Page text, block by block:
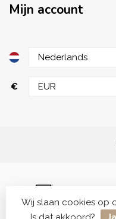
Mijn account
€
© Copyright 2026
Wij slaan cookies op